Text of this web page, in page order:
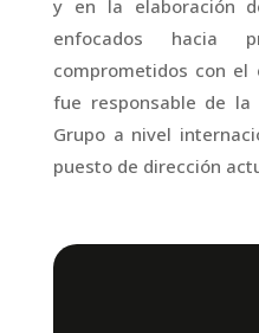
y en la elaboración
enfocados hacia
comprometidos con
fue responsable de la
Grupo a nivel
puesto de dirección